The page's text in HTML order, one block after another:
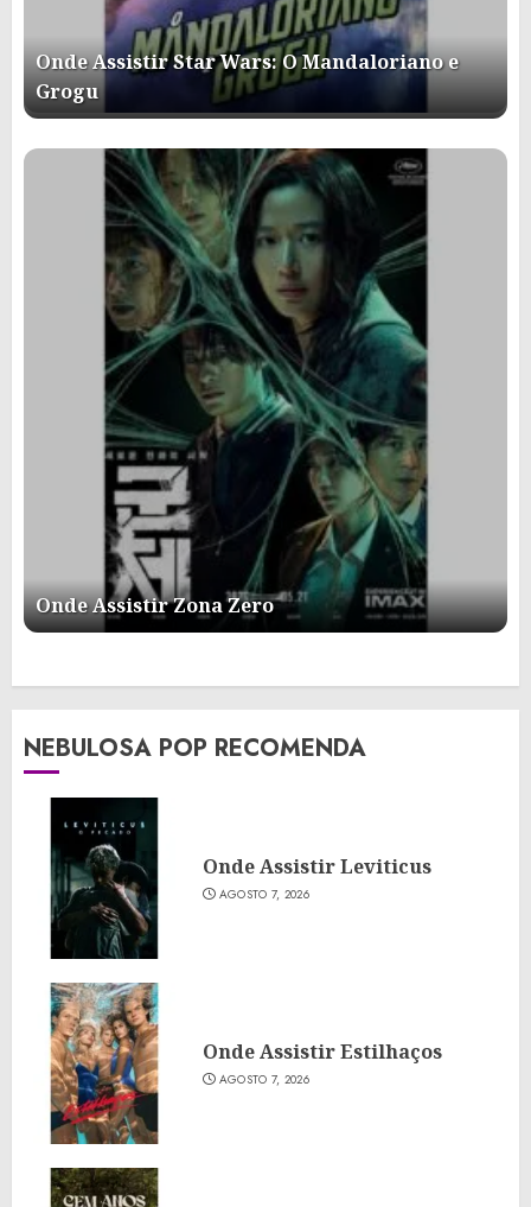
Onde Assistir Star Wars: O Mandaloriano e
Grogu
Onde Assistir Zona Zero
NEBULOSA POP RECOMENDA
Onde Assistir Leviticus
AGOSTO 7, 2026
Onde Assistir Estilhaços
AGOSTO 7, 2026